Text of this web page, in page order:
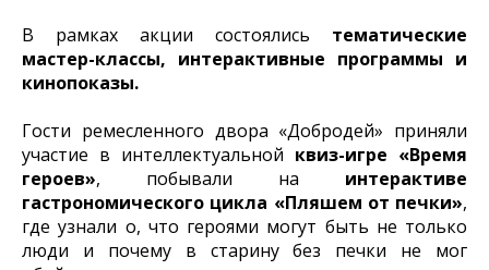
В рамках акции состоялись тематические
мастер-классы, интерактивные программы и
кинопоказы.
Гости ремесленного двора «Добродей» приняли
участие в интеллектуальной квиз-игре «Время
героев», побывали на интерактиве
гастрономического цикла «Пляшем от печки»,
где узнали о, что героями могут быть не только
люди и почему в старину без печки не мог